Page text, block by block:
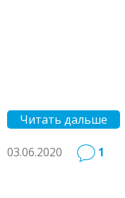
Читать дальше
03.06.2020 1